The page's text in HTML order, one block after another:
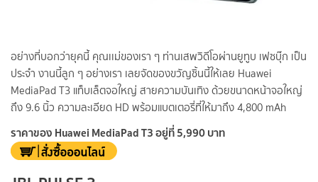
อย่างที่บอกว่ายุคนี้ คุณเเม่ของเรา ๆ ท่านเสพวิดีโอผ่านยูทูบ เฟซบุ๊ก เป็น
ประจำ งานนี้ลูก ๆ อย่างเรา เลยจัดของขวัญชิ้นนี้ให้เลย Huawei
MediaPad T3 แท็บเล็ตจอใหญ่ สายความบันเทิง ด้วยขนาดหน้าจอใหญ่
ถึง 9.6 นิ้ว ความละเอียด HD พร้อมแบตเตอรี่ที่ให้มาถึง 4,800 mAh
ราคาของ Huawei MediaPad T3 อยู่ที่ 5,990 บาท